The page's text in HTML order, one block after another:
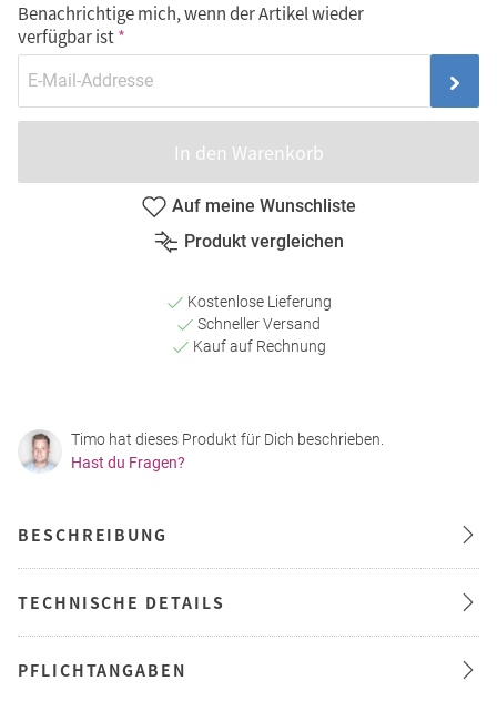
Benachrichtige mich, wenn der Artikel wieder
verfügbar ist
In den Warenkorb
Auf meine Wunschliste
Produkt vergleichen
Kostenlose Lieferung
Schneller Versand
Kauf auf Rechnung
Timo hat dieses Produkt für Dich beschrieben.
Hast du Fragen?
BESCHREIBUNG
TECHNISCHE DETAILS
PFLICHTANGABEN